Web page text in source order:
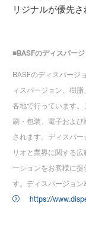
リジナルが優先さ
■BASFのディスパー
BASFのディスパージ
ィスパージョン、樹
各地で行っています
刷・包装、電子およ
されます。ディスパ
リオと業界に関する
ーションをお客様に
す。ディスパージョ
https://